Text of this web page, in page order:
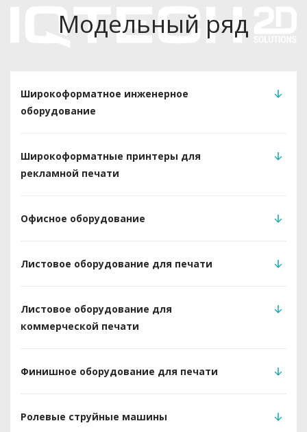
Модельный ряд
Широкоформатное инженерное
оборудование
Широкоформатные принтеры для
рекламной печати
Офисное оборудование
Листовое оборудование для печати
Листовое оборудование для
коммерческой печати
Финишное оборудование для печати
Ролевые струйные машины